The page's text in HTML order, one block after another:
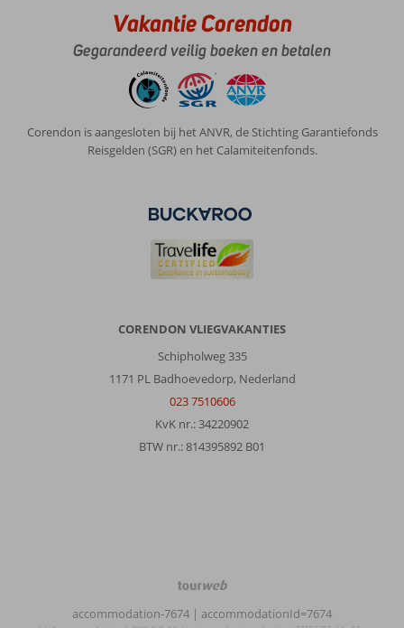
Vakantie Corendon
Gegarandeerd veilig boeken en betalen
Corendon is aangesloten bij het ANVR, de Stichting Garantiefonds
Reisgelden (SGR) en het Calamiteitenfonds.
CORENDON VLIEGVAKANTIES
Schipholweg 335
1171 PL Badhoevedorp, Nederland
023 7510606
KvK nr.: 34220902
BTW nr.: 814395892 B01
TourWeb
accommodation-7674 | accommodationId=7674